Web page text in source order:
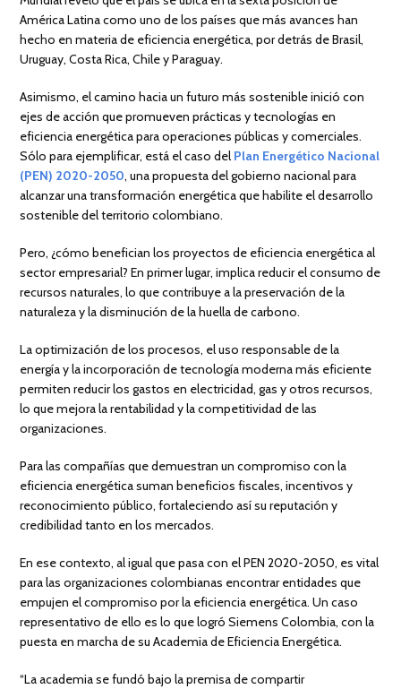
América Latina como uno de los países que más avances han
hecho en materia de eficiencia energética, por detrás de Brasil,
Uruguay, Costa Rica, Chile y Paraguay.
Asimismo, el camino hacia un futuro más sostenible inició con
ejes de acción que promueven prácticas y tecnologías en
eficiencia energética para operaciones públicas y comerciales.
Sólo para ejemplificar, está el caso del Plan Energético Nacional
(PEN) 2020-2050, una propuesta del gobierno nacional para
alcanzar una transformación energética que habilite el desarrollo
sostenible del territorio colombiano.
Pero, ¿cómo benefician los proyectos de eficiencia energética al
sector empresarial? En primer lugar, implica reducir el consumo de
recursos naturales, lo que contribuye a la preservación de la
naturaleza y la disminución de la huella de carbono.
La optimización de los procesos, el uso responsable de la
energía y la incorporación de tecnología moderna más eficiente
permiten reducir los gastos en electricidad, gas y otros recursos,
lo que mejora la rentabilidad y la competitividad de las
organizaciones.
Para las compañías que demuestran un compromiso con la
eficiencia energética suman beneficios fiscales, incentivos y
reconocimiento público, fortaleciendo así su reputación y
credibilidad tanto en los mercados.
En ese contexto, al igual que pasa con el PEN 2020-2050, es vital
para las organizaciones colombianas encontrar entidades que
empujen el compromiso por la eficiencia energética. Un caso
representativo de ello es lo que logró Siemens Colombia, con la
puesta en marcha de su Academia de Eficiencia Energética.
“La academia se fundó bajo la premisa de compartir